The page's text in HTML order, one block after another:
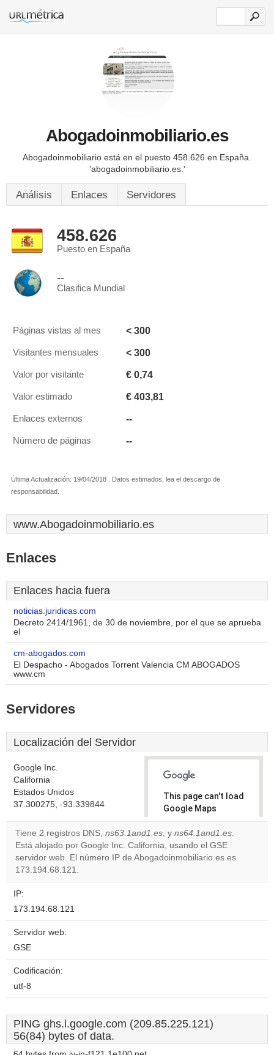
Abogadoinmobiliario.es
Abogadoinmobiliario está en el puesto 458.626 en España.
'abogadoinmobiliario.es.'
Análisis Enlaces Servidores
458.626
Puesto en España
--
Clasifica Mundial
Páginas vistas al mes < 300
Visitantes mensuales < 300
Valor por visitante € 0,74
Valor estimado € 403,81
Enlaces externos --
Número de páginas --
Última Actualización: 19/04/2018 . Datos estimados, lea el descargo de
responsabilidad.
www.Abogadoinmobiliario.es
Enlaces
Enlaces hacia fuera
noticias.juridicas.com
Decreto 2414/1961, de 30 de noviembre, por el que se aprueba
el
cm-abogados.com
El Despacho - Abogados Torrent Valencia CM ABOGADOS
www.cm
Servidores
Localización del Servidor
Google Inc.
California
Estados Unidos
37.300275, -93.339844
This page can't load
Google Maps
correctly.
Do you
own this
OK
Tiene 2 registros DNS, ns63.1and1.es, y ns64.1and1.es.
Está alojado por Google Inc. California, usando el GSE
servidor web. El número IP de Abogadoinmobiliario.es es
173.194.68.121.
IP:
173.194.68.121
Servidor web:
GSE
Codificación:
utf-8
PING ghs.l.google.com (209.85.225.121)
56(84) bytes of data.